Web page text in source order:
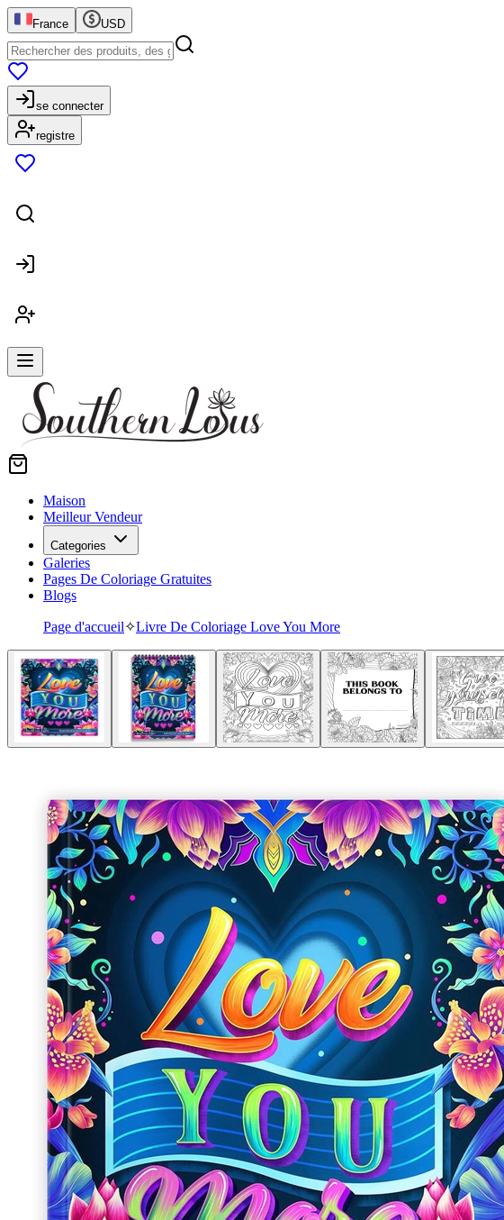
France USD
se connecter
registre
Maison
Meilleur Vendeur
Categories
Galeries
Pages De Coloriage Gratuites
Blogs
Page d'accueil✧Livre De Coloriage Love You More